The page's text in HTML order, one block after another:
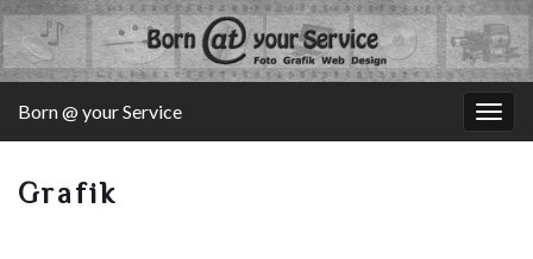
Born @ your Service
Grafik